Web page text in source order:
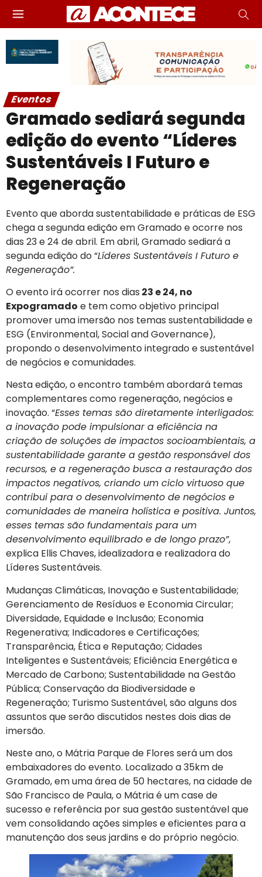
Eventos
Gramado sediará segunda
edição do evento “Líderes
Sustentáveis I Futuro e
Regeneração
Evento que aborda sustentabilidade e práticas de ESG
chega a segunda edição em Gramado e ocorre nos
dias 23 e 24 de abril. Em abril, Gramado sediará a
segunda edição do “Líderes Sustentáveis I Futuro e
Regeneração”.
O evento irá ocorrer nos dias 23 e 24, no
Expogramado e tem como objetivo principal
promover uma imersão nos temas sustentabilidade e
ESG (Environmental, Social and Governance),
propondo o desenvolvimento integrado e sustentável
de negócios e comunidades.
Nesta edição, o encontro também abordará temas
complementares como regeneração, negócios e
inovação. “Esses temas são diretamente interligados:
a inovação pode impulsionar a eficiência na
criação de soluções de impactos socioambientais, a
sustentabilidade garante a gestão responsável dos
recursos, e a regeneração busca a restauração dos
impactos negativos, criando um ciclo virtuoso que
contribui para o desenvolvimento de negócios e
comunidades de maneira holística e positiva. Juntos,
esses temas são fundamentais para um
desenvolvimento equilibrado e de longo prazo”,
explica Ellis Chaves, idealizadora e realizadora do
Líderes Sustentáveis.
Mudanças Climáticas, Inovação e Sustentabilidade;
Gerenciamento de Resíduos e Economia Circular;
Diversidade, Equidade e Inclusão; Economia
Regenerativa; Indicadores e Certificações;
Transparência, Ética e Reputação; Cidades
Inteligentes e Sustentáveis; Eficiência Energética e
Mercado de Carbono; Sustentabilidade na Gestão
Pública; Conservação da Biodiversidade e
Regeneração; Turismo Sustentável, são alguns dos
assuntos que serão discutidos nestes dois dias de
imersão.
Neste ano, o Mátria Parque de Flores será um dos
embaixadores do evento. Localizado a 35km de
Gramado, em uma área de 50 hectares, na cidade de
São Francisco de Paula, o Mátria é um case de
sucesso e referência por sua gestão sustentável que
vem consolidando ações simples e eficientes para a
manutenção dos seus jardins e do próprio negócio.